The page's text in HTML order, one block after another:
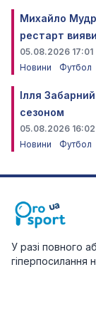
Михайло
рестарт
05.08.2026 17:01
Новини
Футбол
Ілля
сезоном
05.08.2026 16:02
Новини
Футбол
У разі повного
гіперпосилання